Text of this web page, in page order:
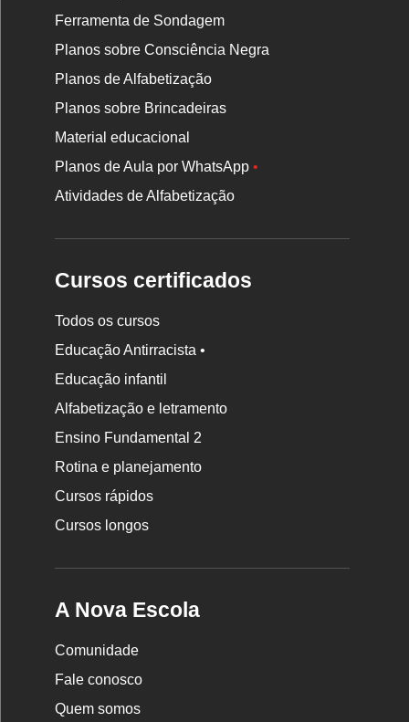
Ferramenta de Sondagem
Planos sobre Consciência Negra
Planos de Alfabetização
Planos sobre Brincadeiras
Material educacional
Planos de Aula por WhatsApp•
Atividades de Alfabetização
Cursos certificados
Todos os cursos
Educação Antirracista •
Educação infantil
Alfabetização e letramento
Ensino Fundamental 2
Rotina e planejamento
Cursos rápidos
Cursos longos
A Nova Escola
Comunidade
Fale conosco
Quem somos